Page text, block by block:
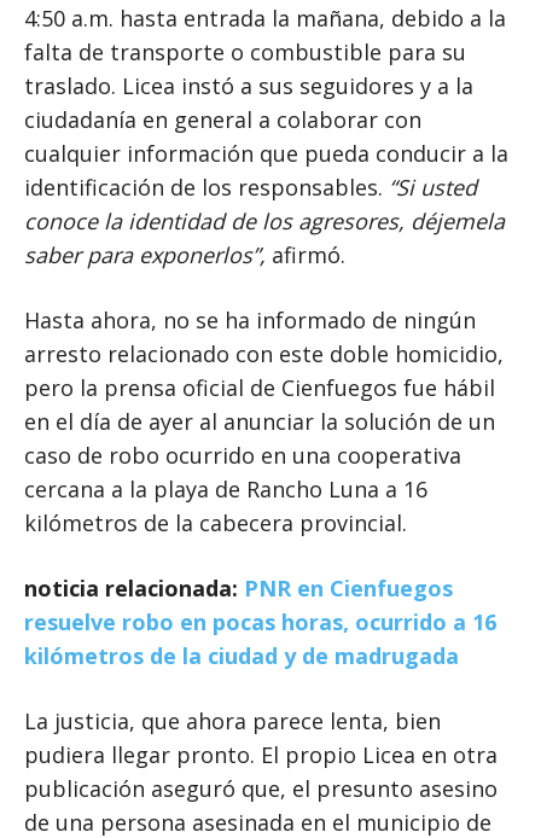
4:50 a.m. hasta entrada la mañana, debido a la
falta de transporte o combustible para su
traslado. Licea instó a sus seguidores y a la
ciudadanía en general a colaborar con
cualquier información que pueda conducir a la
identificación de los responsables. “Si usted
conoce la identidad de los agresores, déjemela
saber para exponerlos”, afirmó.
Hasta ahora, no se ha informado de ningún
arresto relacionado con este doble homicidio,
pero la prensa oficial de Cienfuegos fue hábil
en el día de ayer al anunciar la solución de un
caso de robo ocurrido en una cooperativa
cercana a la playa de Rancho Luna a 16
kilómetros de la cabecera provincial.
noticia relacionada: PNR en Cienfuegos
resuelve robo en pocas horas, ocurrido a 16
kilómetros de la ciudad y de madrugada
La justicia, que ahora parece lenta, bien
pudiera llegar pronto. El propio Licea en otra
publicación aseguró que, el presunto asesino
de una persona asesinada en el municipio de